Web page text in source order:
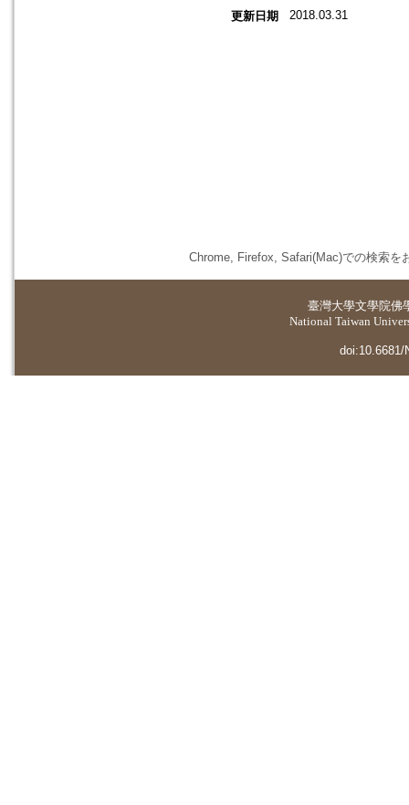
更新日期 2018.03.31
Chrome, Firefox, Safari(Mac)での検索を
臺灣大學文學院佛
National Taiwan
doi:10.6681/